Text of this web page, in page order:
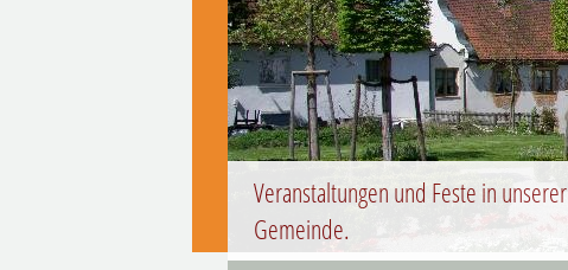
Veranstaltungen und Feste in unserer
Gemeinde.